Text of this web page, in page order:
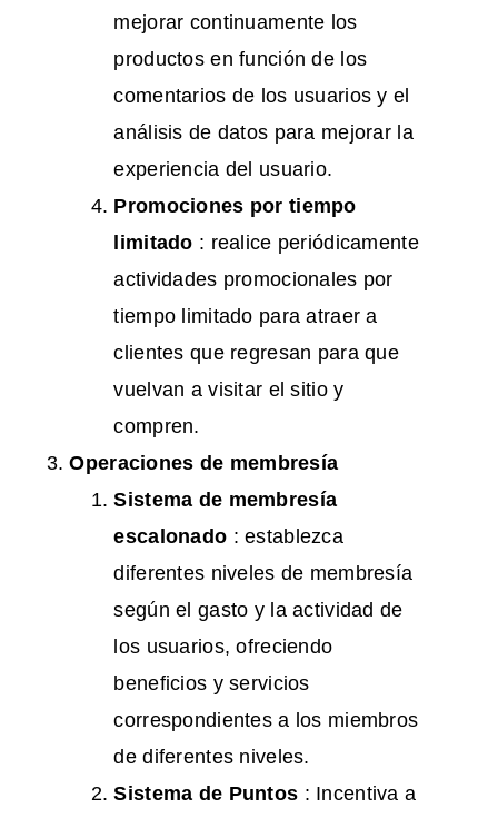
mejorar continuamente los
productos en función de los
comentarios de los usuarios y el
análisis de datos para mejorar la
experiencia del usuario.
Promociones por tiempo
limitado : realice periódicamente
actividades promocionales por
tiempo limitado para atraer a
clientes que regresan para que
vuelvan a visitar el sitio y
compren.
Operaciones de membresía
Sistema de membresía
escalonado : establezca
diferentes niveles de membresía
según el gasto y la actividad de
los usuarios, ofreciendo
beneficios y servicios
correspondientes a los miembros
de diferentes niveles.
Sistema de Puntos : Incentiva a